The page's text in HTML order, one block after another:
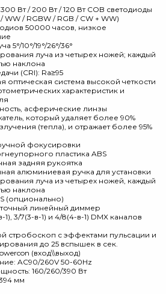
300 Вт / 200 Вт / 120 Вт COB светодиоды
WW / RGBW / RGB / CW + WW)
50000 часов, низкое
5°/10°/19°/26°/36°
луча из четырех ножей; каждый
наклона
(CRI): Ra≥95
оптическая система высокой четкости
характеристик и
асферические линзы
который удаляет более 90%
(тепла), и отражает более 95%
фокусировки
пластика ABS
задняя рукоятка
алюминиевая ручка для установки
луча из четырех ножей, каждый
наклона
(опционально)
линейный диммер
1), 3/7(3-в-1) и 4/8(4-в-1) DMX каналов
стробоскоп с эффектами пульсации и
до 25 вспышек в сек.
(вход\\выход)
AC90/260V 50-60Hz
160/260/390 Вт
мм